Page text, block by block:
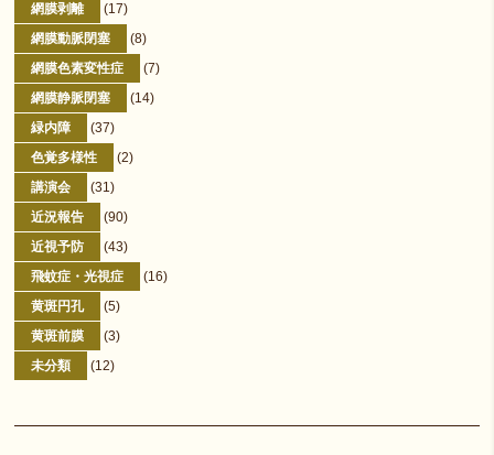
網膜剥離
(17)
網膜動脈閉塞
(8)
網膜色素変性症
(7)
網膜静脈閉塞
(14)
緑内障
(37)
色覚多様性
(2)
講演会
(31)
近況報告
(90)
近視予防
(43)
飛蚊症・光視症
(16)
黄斑円孔
(5)
黄斑前膜
(3)
未分類
(12)